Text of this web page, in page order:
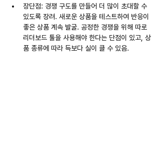
장단점: 경쟁 구도를 만들어 더 많이 초대할 수
있도록 장려. 새로운 상품을 테스트하여 반응이
좋은 상품 계속 발굴. 공정한 경쟁을 위해 따로
리더보드 툴을 사용해야 한다는 단점이 있고, 상
품 종류에 따라 득보다 실이 클 수 있음.